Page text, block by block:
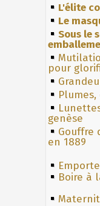
L'élite
Le
Sous le
pour
genèse
Gouffre
en 1889
Boire à